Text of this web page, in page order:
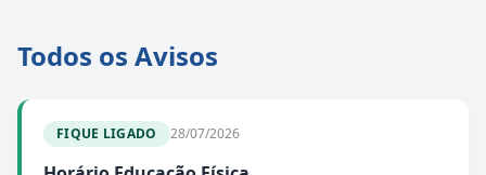
Todos os Avisos
FIQUE LIGADO 28/07/2026